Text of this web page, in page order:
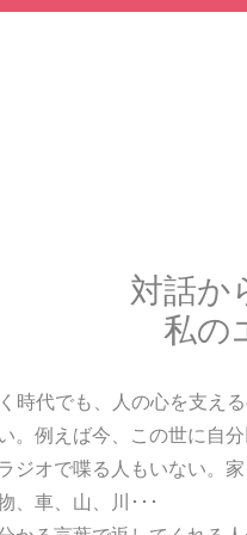
対話か
私の
時代でも、人の心を支え
。例えば今、この世に自
ジオで喋る人もいない。
、車、山、川･･･